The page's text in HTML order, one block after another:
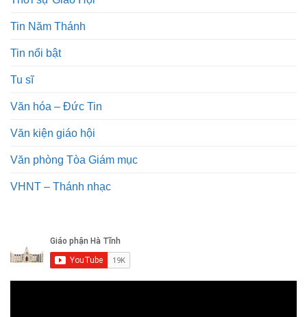
Tin Năm Thánh
Tin nổi bật
Tu sĩ
Văn hóa – Đức Tin
Văn kiện giáo hội
Văn phòng Tòa Giám mục
VHNT – Thánh nhạc